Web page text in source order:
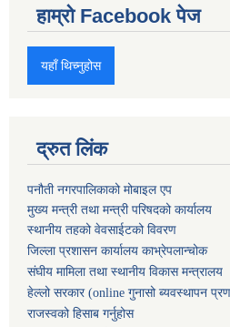
हाम्रो Facebook पेज
यहाँ थिच्नुहोस
द्रुत लिंक
पनौती नगरपालिकाको मोबाइल एप
मुख्य मन्त्री तथा मन्त्री परिषदको कार्यालय
स्थानीय तहको वेवसाईटको विवरण
जिल्ला प्रशासन कार्यालय काभ्रेपलान्चोक
संघीय मामिला तथा स्थानीय विकास मन्त्रालय
हेल्लो सरकार (online गुनासो ब्यवस्थापन
राजस्वको हिसाब गर्नुहोस